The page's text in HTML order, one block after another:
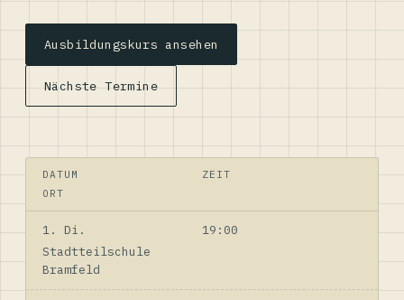
Ausbildungskurs ansehen
Nächste Termine
DATUM
ZEIT
ORT
1. Di.
19:00
Stadtteilschule
Bramfeld